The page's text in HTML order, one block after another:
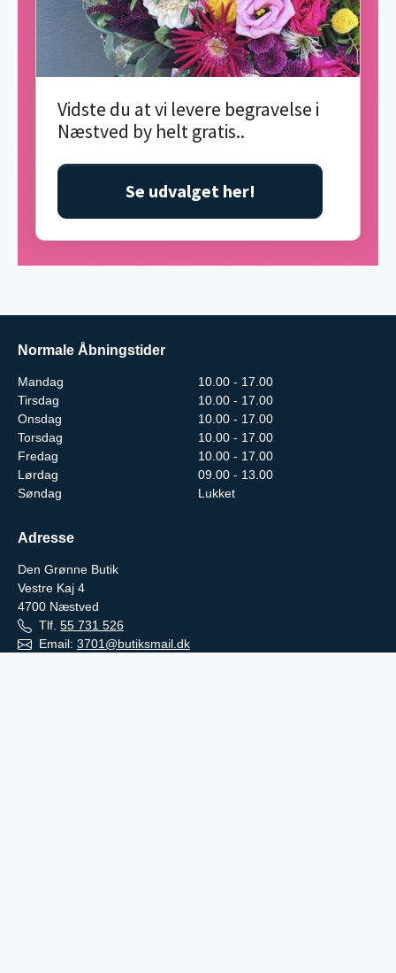
Vidste du at vi levere begravelse i
Næstved by helt gratis..
Se udvalget her!
Normale Åbningstider
Mandag
10.00 - 17.00
Tirsdag
10.00 - 17.00
Onsdag
10.00 - 17.00
Torsdag
10.00 - 17.00
Fredag
10.00 - 17.00
Lørdag
09.00 - 13.00
Søndag
Lukket
Adresse
Den Grønne Butik
Vestre Kaj 4
4700 Næstved
Tlf. 55 731 526
Email: 3701@butiksmail.dk